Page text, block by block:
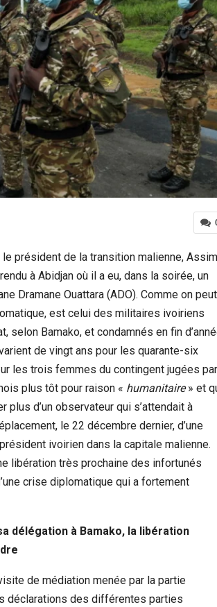
président de la transition malienne,
à Abidjan où il a eu, dans la soirée, un
Dramane Ouattara (ADO). Comme on peut
est celui des militaires ivoiriens
Bamako, et condamnés en fin
de vingt ans pour les quarante-six
les trois femmes du contingent jugées par
plus tôt pour raison « humanitaire» et
d’un observateur qui s’attendait à
le 22 décembre dernier, d’une
ivoirien dans la capitale malienne.
libération très prochaine des infortunés
crise diplomatique qui a fortement
délégation à Bamako, la libération
de médiation menée par la partie
déclarations des différentes parties